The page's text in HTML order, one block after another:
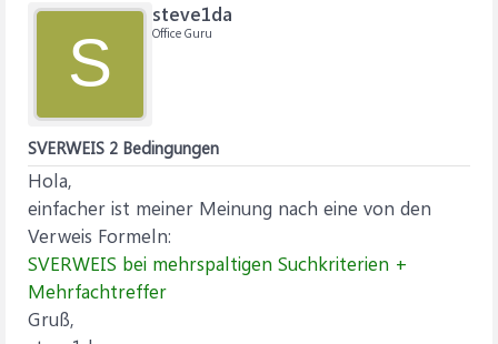
S
steve1da
Office Guru
SVERWEIS 2 Bedingungen
Hola,
einfacher ist meiner Meinung nach eine von den
Verweis Formeln:
SVERWEIS bei mehrspaltigen Suchkriterien +
Mehrfachtreffer
Gruß,